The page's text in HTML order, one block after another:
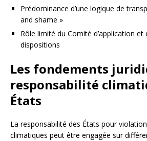
Prédominance d’une logique de
and shame »
Rôle limité du Comité d’application et
dispositions
Les fondements
responsabilité
États
La responsabilité des États pour
climatiques peut être engagée sur